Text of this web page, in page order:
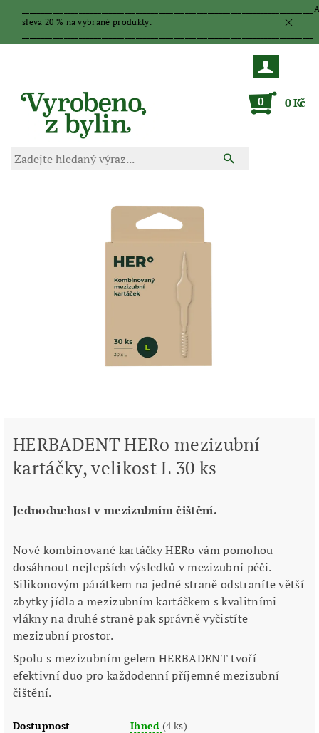
sleva 20 % na vybrané produkty.
0 0 Kč
HERBADENT HERo mezizubní
kartáčky, velikost L 30 ks
Jednoduchost v mezizubním čištění.
Nové kombinované kartáčky HERo vám pomohou
dosáhnout nejlepších výsledků v mezizubní péči.
Silikonovým párátkem na jedné straně odstraníte větší
zbytky jídla a mezizubním kartáčkem s kvalitními
vlákny na druhé straně pak správně vyčistíte
mezizubní prostor.
Spolu s mezizubním gelem HERBADENT tvoří
efektivní duo pro každodenní příjemné mezizubní
čištění.
Dostupnost Ihned(4 ks)